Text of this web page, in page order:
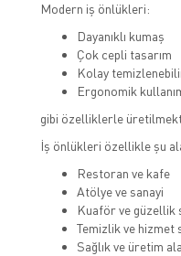
Modern iş önlükleri:
Dayanıklı kumaş
Çok cepli tasarım
Kolay
Ergonomik
gibi özelliklerle
İş önlükleri özellikle şu
Restoran ve kafe
Atölye ve sanayi
Kuaför ve güzellik
Temizlik ve hizmet
Sağlık ve üretim